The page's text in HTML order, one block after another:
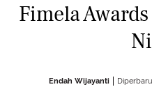
Fimela
Endah Wijayanti